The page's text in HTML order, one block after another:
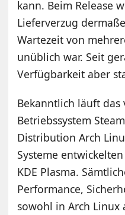
kann. Beim Release
Lieferverzug
Wartezeit von
unüblich war. Seit
Verfügbarkeit aber
Bekanntlich läuft das
Betriebssystem
Distribution Arch
Systeme
KDE Plasma.
Performance,
sowohl in Arch Linux